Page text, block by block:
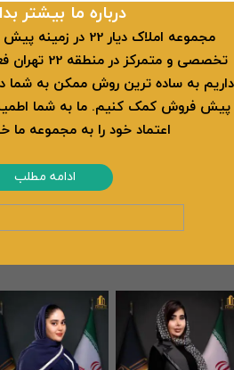
​​درباره ما بیشتر
مجموعه املاک دیار
تخصصی و
داریم به ساده ترین روش ممکن به شما
پیش فروش کمک کنیم. ما به شما
اعتماد خود را به مجموعه ما
ادامه مطلب